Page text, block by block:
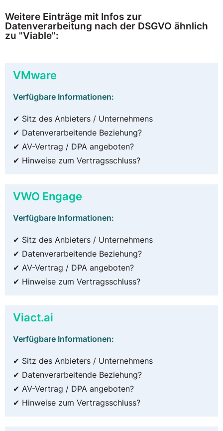
Weitere Einträge mit Infos zur
Datenverarbeitung nach der DSGVO ähnlich
zu "Viable":
VMware
Verfügbare Informationen:
✔ Sitz des Anbieters / Unternehmens
✔ Datenverarbeitende Beziehung?
✔ AV-Vertrag / DPA angeboten?
✔ Hinweise zum Vertragsschluss?
VWO Engage
Verfügbare Informationen:
✔ Sitz des Anbieters / Unternehmens
✔ Datenverarbeitende Beziehung?
✔ AV-Vertrag / DPA angeboten?
✔ Hinweise zum Vertragsschluss?
Viact.ai
Verfügbare Informationen:
✔ Sitz des Anbieters / Unternehmens
✔ Datenverarbeitende Beziehung?
✔ AV-Vertrag / DPA angeboten?
✔ Hinweise zum Vertragsschluss?